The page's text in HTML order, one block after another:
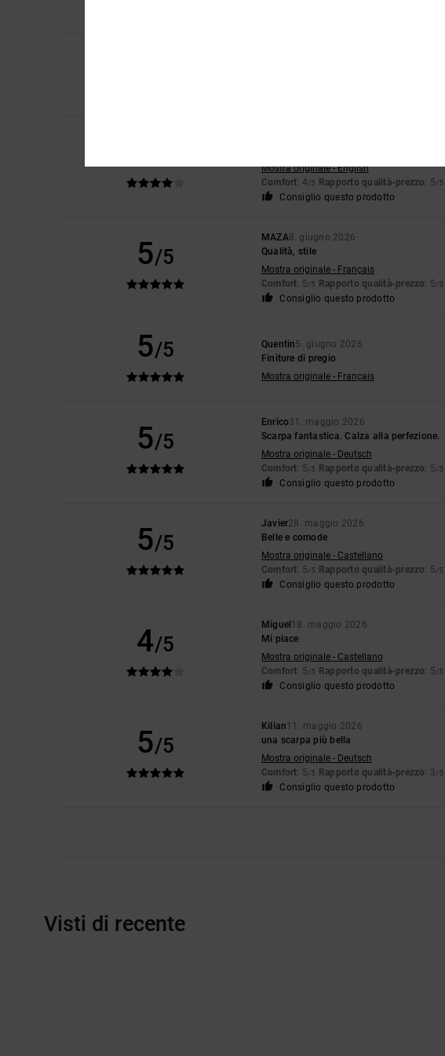
Mostra originale - English
Comfort: 4/5 Rapporto qualità-prezzo: 5/5
Consiglio questo prodotto
5/5
MAZA8. giugno 2026
Qualità, stile
Mostra originale - Français
Comfort: 5/5 Rapporto qualità-prezzo: 5/5
Consiglio questo prodotto
5/5 Quentin5. giugno 2026
Finiture di pregio
Mostra originale - Français
5/5
Enrico31. maggio 2026
Scarpa fantastica. Calza alla perfezione.
Mostra originale - Deutsch
Comfort: 5/5 Rapporto qualità-prezzo: 5/5
Consiglio questo prodotto
5/5
Javier28. maggio 2026
Belle e comode
Mostra originale - Castellano
Comfort: 5/5 Rapporto qualità-prezzo: 5/5
Consiglio questo prodotto
4/5
Miguel18. maggio 2026
Mi piace
Mostra originale - Castellano
Comfort: 5/5 Rapporto qualità-prezzo: 5/5
Consiglio questo prodotto
5/5
Kilian11. maggio 2026
una scarpa più bella
Mostra originale - Deutsch
Comfort: 5/5 Rapporto qualità-prezzo: 3/5
Consiglio questo prodotto
Visti di recente